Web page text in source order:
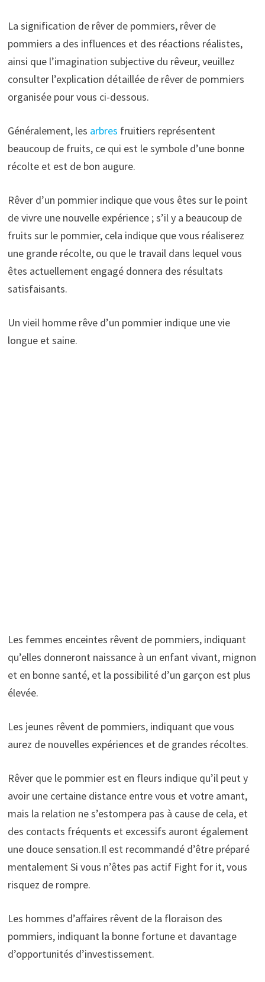
La signification de rêver de pommiers, rêver de
pommiers a des influences et des réactions réalistes,
ainsi que l’imagination subjective du rêveur, veuillez
consulter l’explication détaillée de rêver de pommiers
organisée pour vous ci-dessous.
Généralement, les arbres fruitiers représentent
beaucoup de fruits, ce qui est le symbole d’une bonne
récolte et est de bon augure.
Rêver d’un pommier indique que vous êtes sur le point
de vivre une nouvelle expérience ; s’il y a beaucoup de
fruits sur le pommier, cela indique que vous réaliserez
une grande récolte, ou que le travail dans lequel vous
êtes actuellement engagé donnera des résultats
satisfaisants.
Un vieil homme rêve d’un pommier indique une vie
longue et saine.
Les femmes enceintes rêvent de pommiers, indiquant
qu’elles donneront naissance à un enfant vivant, mignon
et en bonne santé, et la possibilité d’un garçon est plus
élevée.
Les jeunes rêvent de pommiers, indiquant que vous
aurez de nouvelles expériences et de grandes récoltes.
Rêver que le pommier est en fleurs indique qu’il peut y
avoir une certaine distance entre vous et votre amant,
mais la relation ne s’estompera pas à cause de cela, et
des contacts fréquents et excessifs auront également
une douce sensation.Il est recommandé d’être préparé
mentalement Si vous n’êtes pas actif Fight for it, vous
risquez de rompre.
Les hommes d’affaires rêvent de la floraison des
pommiers, indiquant la bonne fortune et davantage
d’opportunités d’investissement.